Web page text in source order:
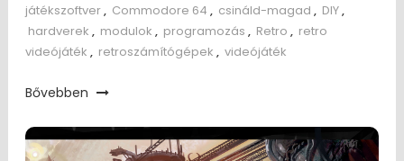
játékszoftver, Commodore 64 , csináld-magad , DIY,
hardverek , modulok , programozás , Retro , retro
videójáték , retroszámítógépek , videójáték
Bővebben